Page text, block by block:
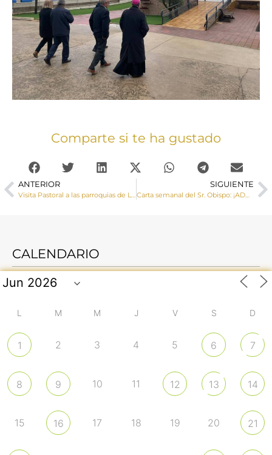
Comparte si te ha gustado
ANTERIOR
Visita Pastoral a las parroquias de Loranca del Campo, Valparaíso de Abajo y Valparaíso de Arriba
SIGUIENTE
Carta semanal del Sr. Obispo: ¡ADVIENTO!
CALENDARIO
L M M J V S D
1 2 3 4 5 6 7
8 9 10 11 12 13 14
15 16 17 18 19 20 21